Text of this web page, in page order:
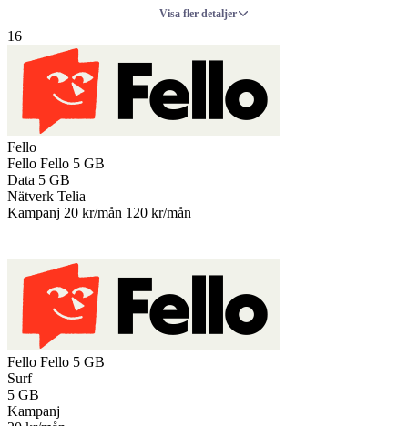
Visa fler detaljer
16
Fello
Fello Fello 5 GB
Data 5 GB
Nätverk Telia
Kampanj 20 kr/mån 120 kr/mån
Fello Fello 5 GB
Surf
5 GB
Kampanj